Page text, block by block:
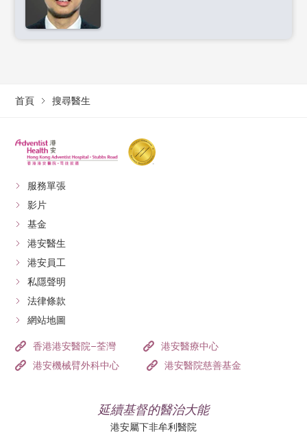
首頁 搜尋醫生
服務單張
影片
基金
港安醫生
港安員工
私隱聲明
法律條款
網站地圖
香港港安醫院–荃灣
港安醫療中心
港安機械臂外科中心
港安醫院慈善基金
延續基督的醫治大能
港安屬下非牟利醫院